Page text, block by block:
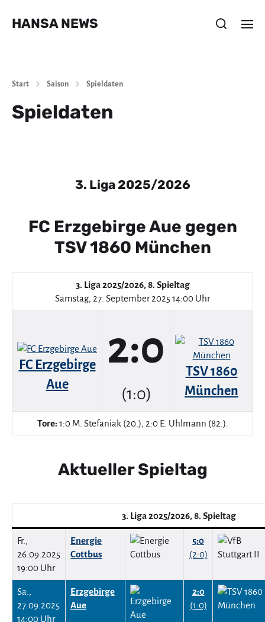
HANSA NEWS
Start Saison Spieldaten
Spieldaten
3. Liga 2025/2026
FC Erzgebirge Aue gegen
TSV 1860 München
3. Liga 2025/2026, 8. Spieltag
Samstag, 27. September 2025 14:00 Uhr
FC Erzgebirge
Aue
2:0
(1:0)
TSV 1860
München
Tore: 1:0 M. Stefaniak (20.), 2:0 E. Uhlmann (82.).
Aktueller Spieltag
3. Liga 2025/2026, 8. Spieltag
Fr.,
26.09.2025
19:00 Uhr
Energie
Cottbus
5:0
(2:0)
Sa.,
27.09.2025
14:00 Uhr
Erzgebirge
Aue
2:0
(1:0)